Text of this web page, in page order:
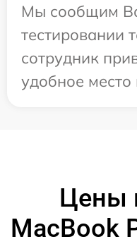
Мы сообщим
тестировании
сотрудник
удобное место
Цены
MacBook